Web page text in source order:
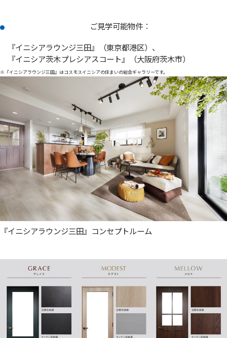
ご見学可能物件：
『イニシアラウンジ三田』（東京都港区）、
『イニシア茨木プレシアスコート』（大阪府茨木市）
※『イニシアラウンジ三田』はコスモスイニシアの住まいの総合ギャラリーです。
『イニシアラウンジ三田』コンセプトルーム